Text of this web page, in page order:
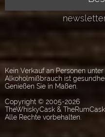
Kein Verkauf an Personen unter
Alkoholmißbrauch ist
Genießen Sie in Maßen.
Copyright © 2005-2026
TheWhiskyCask & TheRumCask
Alle Rechte vorbehalten.